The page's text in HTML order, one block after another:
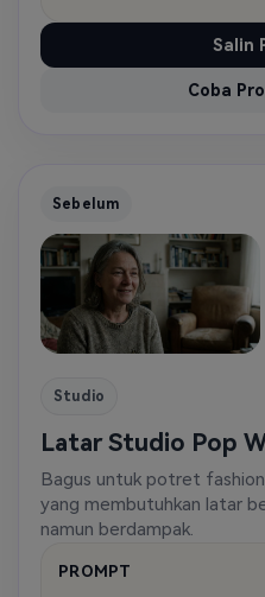
Salin
Coba
Sebelum
Studio
Latar Studio Pop
Bagus untuk potret
yang membutuhkan latar
namun berdampak.
PROMPT